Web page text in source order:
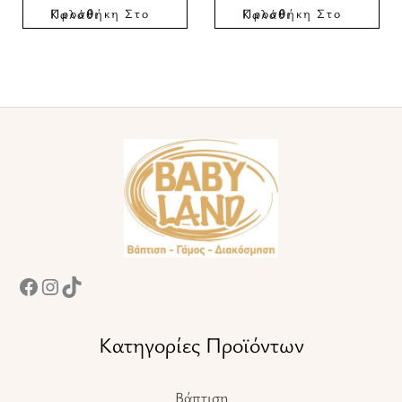
Προσθήκη Στο Καλάθι Προσθήκη Στο Καλάθι
Κατηγορίες Προϊόντων
Βάπτιση